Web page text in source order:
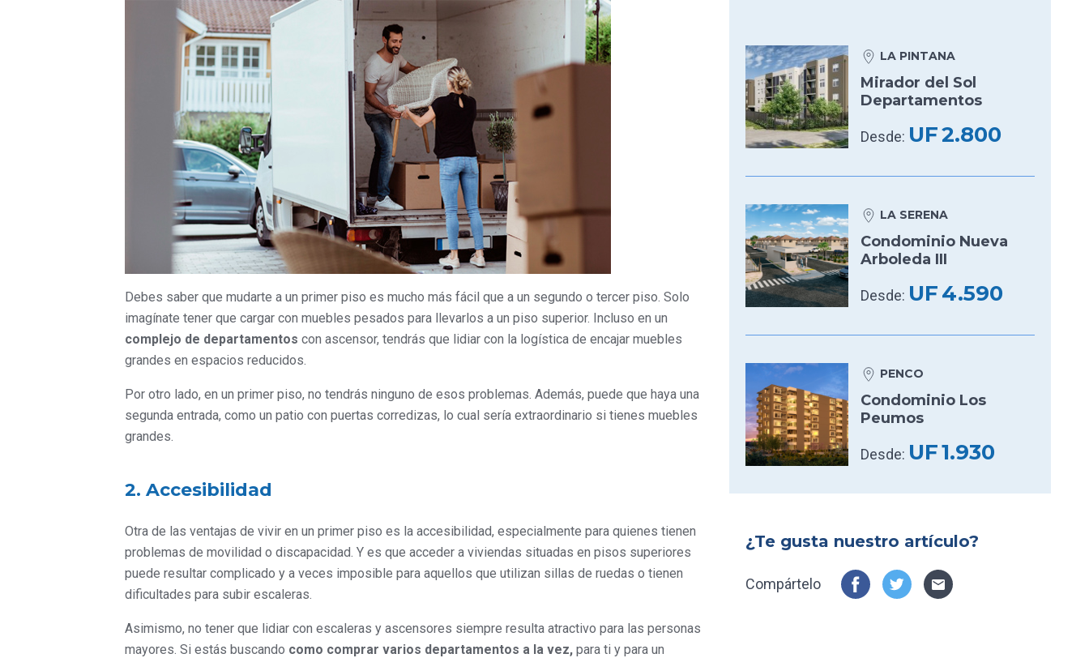
Debes saber que mudarte a un primer piso es mucho más fácil que a un segundo o tercer piso. Solo
imagínate tener que cargar con muebles pesados para llevarlos a un piso superior. Incluso en un
complejo de departamentos con ascensor, tendrás que lidiar con la logística de encajar muebles
grandes en espacios reducidos.
Por otro lado, en un primer piso, no tendrás ninguno de esos problemas. Además, puede que haya una
segunda entrada, como un patio con puertas corredizas, lo cual sería extraordinario si tienes muebles
grandes.
2. Accesibilidad
Otra de las ventajas de vivir en un primer piso es la accesibilidad, especialmente para quienes tienen
problemas de movilidad o discapacidad. Y es que acceder a viviendas situadas en pisos superiores
puede resultar complicado y a veces imposible para aquellos que utilizan sillas de ruedas o tienen
dificultades para subir escaleras.
Asimismo, no tener que lidiar con escaleras y ascensores siempre resulta atractivo para las personas
mayores. Si estás buscando como comprar varios departamentos a la vez, para ti y para un
LA PINTANA
Mirador del Sol
Departamentos
Desde: UF2.800
LA SERENA
Condominio Nueva
Arboleda III
Desde: UF4.590
PENCO
Condominio Los
Peumos
Desde: UF1.930
¿Te gusta nuestro artículo?
Compártelo